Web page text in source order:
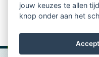
jouw keuzes te allen
knop onder aan het